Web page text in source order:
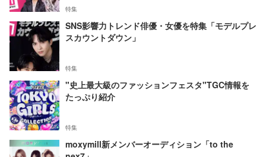
特集
SNS影響力トレンド俳優・女優を特集「モデルプレ
スカウントダウン」
特集
"史上最大級のファッションフェスタ"TGC情報を
たっぷり紹介
特集
moxymill新メンバーオーディション「to the